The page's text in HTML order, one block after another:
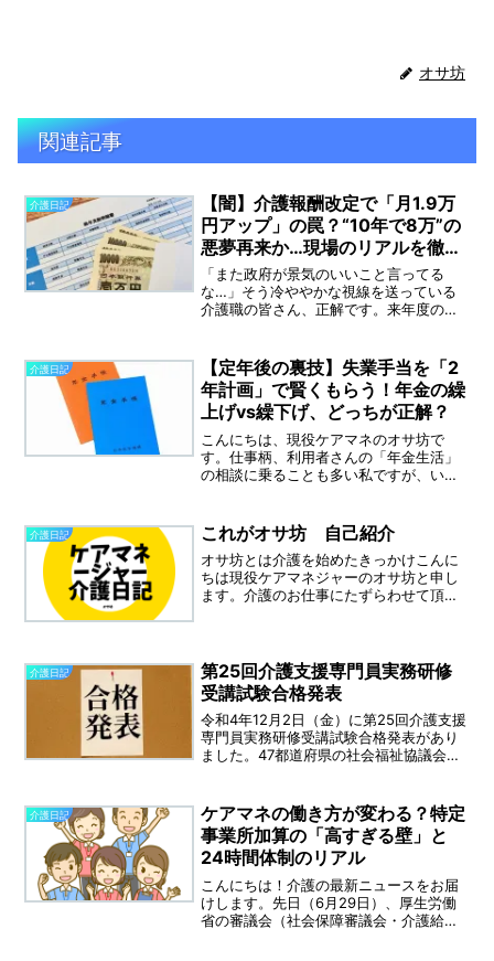
オサ坊
関連記事
介護日記
【闇】介護報酬改定で「月1.9万
円アップ」の罠？“10年で8万”の
悪夢再来か…現場のリアルを徹底
解説！
「また政府が景気のいいこと言ってる
な…」そう冷ややかな視線を送っている
介護職の皆さん、正解です。来年度の介
た。かつて「勤続10年の介護福祉士は月8
万円アップ！」とい...
介護日記
【定年後の裏技】失業手当を「2
年計画」で賢くもらう！年金の繰
上げvs繰下げ、どっちが正解？
こんにちは、現役ケアマネのオサ坊で
す。仕事柄、利用者さんの「年金生活」
の相談に乗ることも多い私ですが、いざ
ます。「定年後は少しゆっくりしたい。
でもお金も心配…」そんな...
介護日記 これがオサ坊 自己紹介
オサ坊とは介護を始めたきっかけこんに
ちは現役ケアマネジャーのオサ坊と申し
ます。介護のお仕事にたずらわせて頂い
トクラブという活動があり...
介護日記
第25回介護支援専門員実務研修
受講試験合格発表
令和4年12月2日（金）に第25回介護支援
専門員実務研修受講試験合格発表があり
ました。47都道府県の社会福祉協議会、
た約5万5000人のうち1万人が合格。合格
率は約2割...
介護日記
ケアマネの働き方が変わる？特定
事業所加算の「高すぎる壁」と
24時間体制のリアル
こんにちは！介護の最新ニュースをお届
けします。先日（6月29日）、厚生労働
省の審議会（社会保障審議会・介護給付